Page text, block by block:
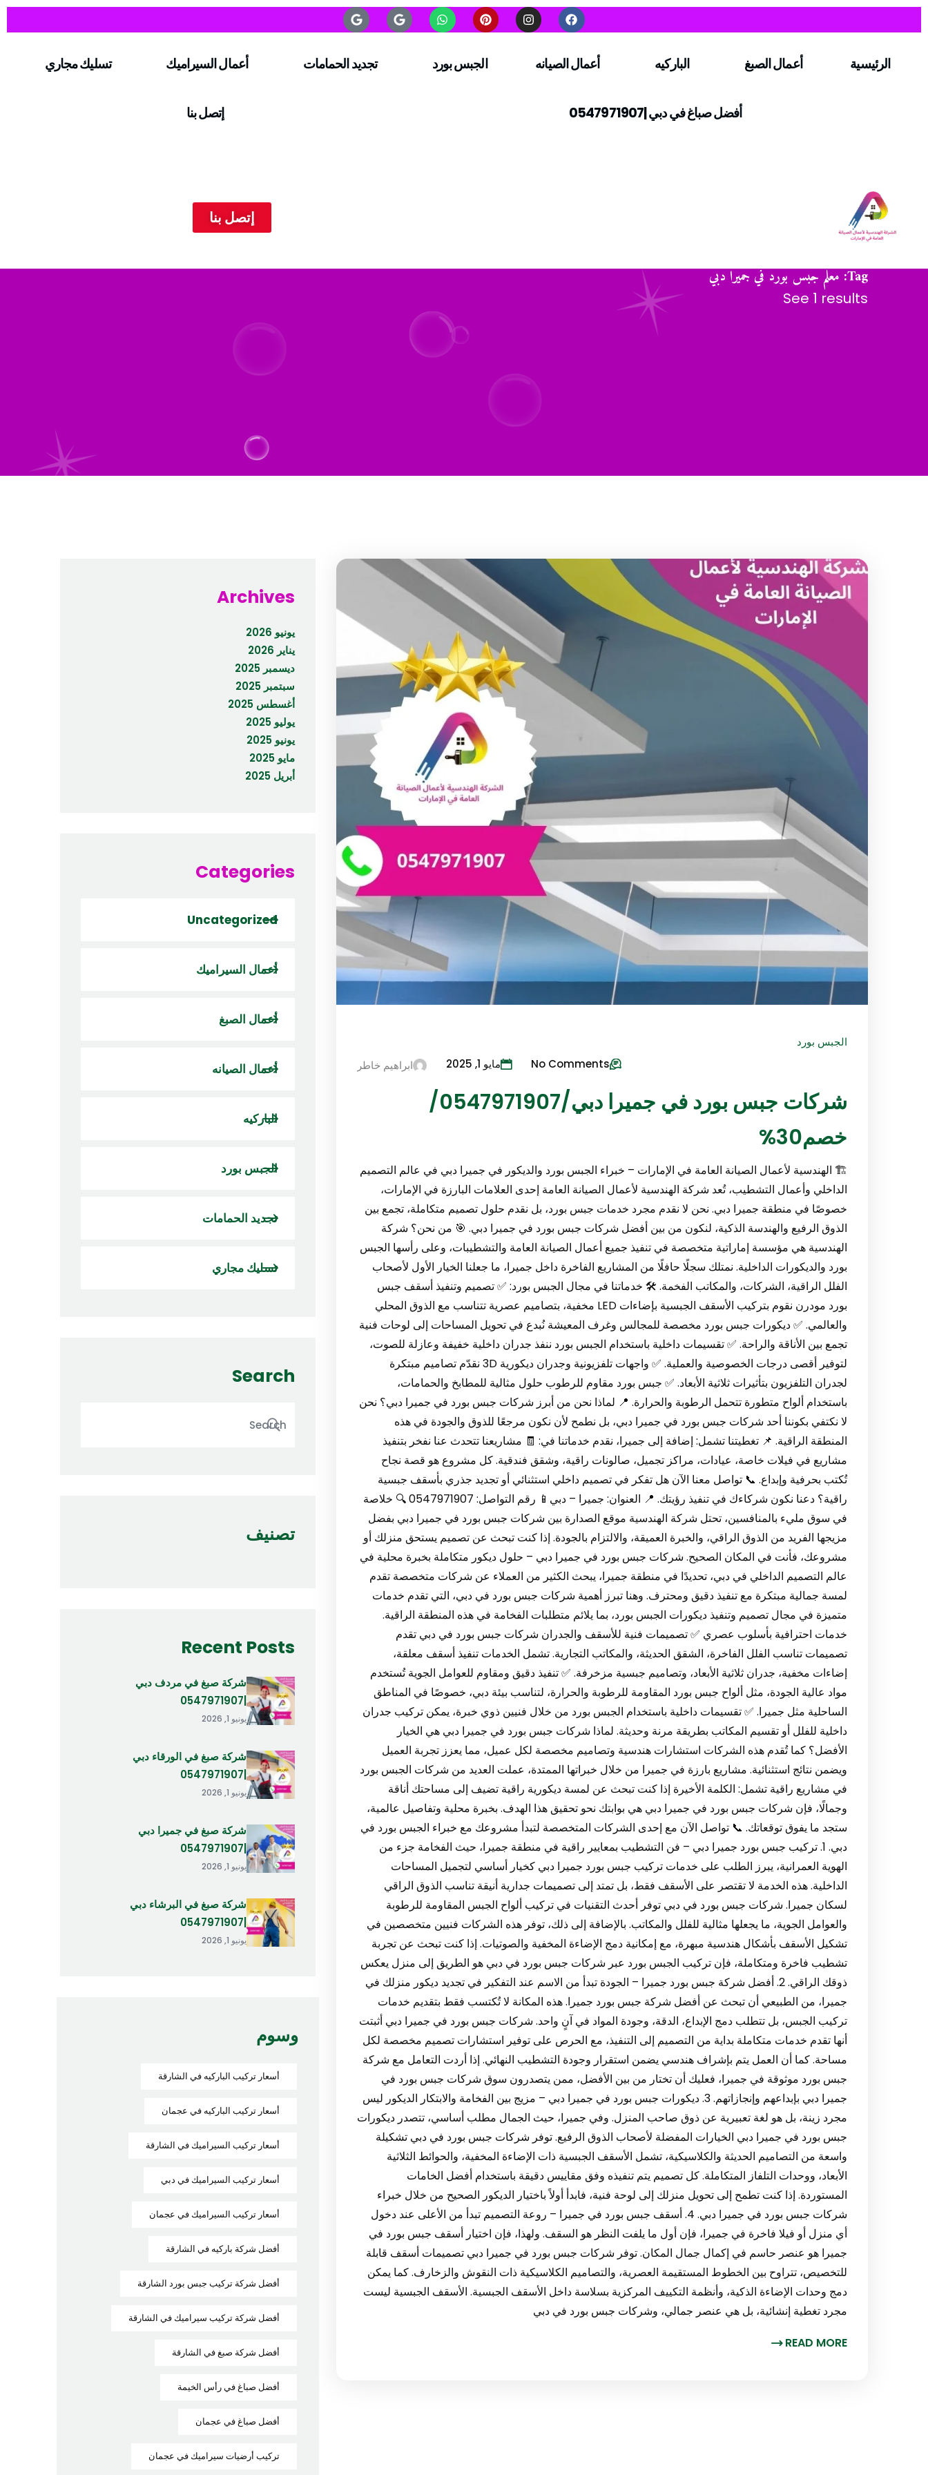
الرئيسية أعمال الصبغ الباركيه أعمال الصيانه الجبس بورد تجديد الحمامات أعمال السيراميك تسليك مجاري
أفضل صباغ في دبي |0547971907 إتصل بنا
إتصل بنا
Tag: معلم جبس بورد في جميرا دبي
See 1 results
الجبس بورد
ابراهيم خاطر
مايو 1, 2025 No Comments
شركات جبس بورد في جميرا دبي/0547971907/
خصم30%
🏗️ الهندسية لأعمال الصيانة العامة في الإمارات – خبراء الجبس بورد والديكور في جميرا دبي في عالم التصميم
الداخلي وأعمال التشطيب، تُعد شركة الهندسية لأعمال الصيانة العامة إحدى العلامات البارزة في الإمارات،
خصوصًا في منطقة جميرا دبي. نحن لا نقدم مجرد خدمات جبس بورد، بل نقدم حلول تصميم متكاملة، تجمع بين
الذوق الرفيع والهندسة الذكية، لنكون من بين أفضل شركات جبس بورد في جميرا دبي. 🎯 من نحن؟ شركة
الهندسية هي مؤسسة إماراتية متخصصة في تنفيذ جميع أعمال الصيانة العامة والتشطيبات، وعلى رأسها الجبس
بورد والديكورات الداخلية. نمتلك سجلًا حافلًا من المشاريع الفاخرة داخل جميرا، ما جعلنا الخيار الأول لأصحاب
الفلل الراقية، الشركات، والمكاتب الفخمة. 🛠️ خدماتنا في مجال الجبس بورد: ✅ تصميم وتنفيذ أسقف جبس
بورد مودرن نقوم بتركيب الأسقف الجبسية بإضاءات LED مخفية، بتصاميم عصرية تتناسب مع الذوق المحلي
والعالمي. ✅ ديكورات جبس بورد مخصصة للمجالس وغرف المعيشة نُبدع في تحويل المساحات إلى لوحات فنية
تجمع بين الأناقة والراحة. ✅ تقسيمات داخلية باستخدام الجبس بورد ننفذ جدران داخلية خفيفة وعازلة للصوت،
لتوفير أقصى درجات الخصوصية والعملية. ✅ واجهات تلفزيونية وجدران ديكورية 3D نقدّم تصاميم مبتكرة
لجدران التلفزيون بتأثيرات ثلاثية الأبعاد. ✅ جبس بورد مقاوم للرطوب حلول مثالية للمطابخ والحمامات،
باستخدام ألواح متطورة تتحمل الرطوبة والحرارة. 📍 لماذا نحن من أبرز شركات جبس بورد في جميرا دبي؟ نحن
لا نكتفي بكوننا أحد شركات جبس بورد في جميرا دبي، بل نطمح لأن نكون مرجعًا للذوق والجودة في هذه
المنطقة الراقية. 📌 تغطيتنا تشمل: إضافة إلى جميرا، نقدم خدماتنا في: 🧾 مشاريعنا تتحدث عنا نفخر بتنفيذ
مشاريع في فيلات خاصة، عيادات، مراكز تجميل، صالونات راقية، وشقق فندقية. كل مشروع هو قصة نجاح
تُكتب بحرفية وإبداع. 📞 تواصل معنا الآن هل تفكر في تصميم داخلي استثنائي أو تجديد جذري بأسقف جبسية
راقية؟ دعنا نكون شركاءك في تنفيذ رؤيتك. 📍 العنوان: جميرا – دبي📱 رقم التواصل: 0547971907 🔍 خلاصة
في سوق مليء بالمنافسين، تحتل شركة الهندسية موقع الصدارة بين شركات جبس بورد في جميرا دبي بفضل
مزيجها الفريد من الذوق الراقي، والخبرة العميقة، والالتزام بالجودة. إذا كنت تبحث عن تصميم يستحق منزلك أو
مشروعك، فأنت في المكان الصحيح. شركات جبس بورد في جميرا دبي – حلول ديكور متكاملة بخبرة محلية في
عالم التصميم الداخلي في دبي، تحديدًا في منطقة جميرا، يبحث الكثير من العملاء عن شركات متخصصة تقدم
لمسة جمالية مبتكرة مع تنفيذ دقيق ومحترف. وهنا تبرز أهمية شركات جبس بورد في دبي، التي تقدم خدمات
متميزة في مجال تصميم وتنفيذ ديكورات الجبس بورد، بما يلائم متطلبات الفخامة في هذه المنطقة الراقية.
خدمات احترافية بأسلوب عصري ✅ تصميمات فنية للأسقف والجدران شركات جبس بورد في دبي تقدم
تصميمات تناسب الفلل الفاخرة، الشقق الحديثة، والمكاتب التجارية. تشمل الخدمات تنفيذ أسقف معلقة،
إضاءات مخفية، جدران ثلاثية الأبعاد، وتصاميم جبسية مزخرفة. ✅ تنفيذ دقيق ومقاوم للعوامل الجوية تُستخدم
مواد عالية الجودة، مثل ألواح جبس بورد المقاومة للرطوبة والحرارة، لتناسب بيئة دبي، خصوصًا في المناطق
الساحلية مثل جميرا. ✅ تقسيمات داخلية باستخدام الجبس بورد من خلال فنيين ذوي خبرة، يمكن تركيب جدران
داخلية للفلل أو تقسيم المكاتب بطريقة مرنة وحديثة. لماذا شركات جبس بورد في جميرا دبي هي الخيار
الأفضل؟ كما تُقدم هذه الشركات استشارات هندسية وتصاميم مخصصة لكل عميل، مما يعزز تجربة العميل
ويضمن نتائج استثنائية. مشاريع بارزة في جميرا من خلال خبراتها الممتدة، عملت العديد من شركات الجبس بورد
في مشاريع راقية تشمل: الكلمة الأخيرة إذا كنت تبحث عن لمسة ديكورية راقية تضيف إلى مساحتك أناقة
وجمالًا، فإن شركات جبس بورد في جميرا دبي هي بوابتك نحو تحقيق هذا الهدف. بخبرة محلية وتفاصيل عالمية،
ستجد ما يفوق توقعاتك. 📞 تواصل الآن مع إحدى الشركات المتخصصة لتبدأ مشروعك مع خبراء الجبس بورد في
دبي. 1. تركيب جبس بورد جميرا دبي – فن التشطيب بمعايير راقية في منطقة جميرا، حيث الفخامة جزء من
الهوية العمرانية، يبرز الطلب على خدمات تركيب جبس بورد جميرا دبي كخيار أساسي لتجميل المساحات
الداخلية. هذه الخدمة لا تقتصر على الأسقف فقط، بل تمتد إلى تصميمات جدارية أنيقة تناسب الذوق الراقي
لسكان جميرا. شركات جبس بورد في دبي توفر أحدث التقنيات في تركيب ألواح الجبس المقاومة للرطوبة
والعوامل الجوية، ما يجعلها مثالية للفلل والمكاتب. بالإضافة إلى ذلك، توفر هذه الشركات فنيين متخصصين في
تشكيل الأسقف بأشكال هندسية مبهرة، مع إمكانية دمج الإضاءة المخفية والصوتيات. إذا كنت تبحث عن تجربة
تشطيب فاخرة ومتكاملة، فإن تركيب الجبس بورد عبر شركات جبس بورد في دبي هو الطريق إلى منزل يعكس
ذوقك الراقي. 2. أفضل شركة جبس بورد جميرا – الجودة تبدأ من الاسم عند التفكير في تجديد ديكور منزلك في
جميرا، من الطبيعي أن تبحث عن أفضل شركة جبس بورد جميرا. هذه المكانة لا تُكتسب فقط بتقديم خدمات
تركيب الجبس، بل تتطلب دمج الإبداع، الدقة، وجودة المواد في آنٍ واحد. شركات جبس بورد في جميرا دبي أثبتت
أنها تقدم خدمات متكاملة بداية من التصميم إلى التنفيذ، مع الحرص على توفير استشارات تصميم مخصصة لكل
مساحة. كما أن العمل يتم بإشراف هندسي يضمن استقرار وجودة التشطيب النهائي. إذا أردت التعامل مع شركة
جبس بورد موثوقة في جميرا، فعليك أن تختار من بين الأفضل، ممن يتصدرون سوق شركات جبس بورد في
جميرا دبي بإبداعهم وإنجازاتهم. 3. ديكورات جبس بورد في جميرا دبي – مزيج بين الفخامة والابتكار الديكور ليس
مجرد زينة، بل هو لغة تعبيرية عن ذوق صاحب المنزل. وفي جميرا، حيث الجمال مطلب أساسي، تتصدر ديكورات
جبس بورد في جميرا دبي الخيارات المفضلة لأصحاب الذوق الرفيع. توفر شركات جبس بورد في دبي تشكيلة
واسعة من التصاميم الحديثة والكلاسيكية، تشمل الأسقف الجبسية ذات الإضاءة المخفية، والحوائط الثلاثية
الأبعاد، ووحدات التلفاز المتكاملة. كل تصميم يتم تنفيذه وفق مقاييس دقيقة باستخدام أفضل الخامات
المستوردة. إذا كنت تطمح إلى تحويل منزلك إلى لوحة فنية، فابدأ أولاً باختيار الديكور الصحيح من خلال خبراء
شركات جبس بورد في جميرا دبي. 4. أسقف جبس بورد في جميرا – روعة التصميم تبدأ من الأعلى عند دخول
أي منزل أو فيلا فاخرة في جميرا، فإن أول ما يلفت النظر هو السقف. ولهذا، فإن اختيار أسقف جبس بورد في
جميرا هو عنصر حاسم في إكمال جمال المكان. توفر شركات جبس بورد في جميرا دبي تصميمات أسقف قابلة
للتخصيص، تتراوح بين الخطوط المستقيمة العصرية، والتصاميم الكلاسيكية ذات النقوش والزخارف. كما يمكن
دمج وحدات الإضاءة الذكية، وأنظمة التكييف المركزية بسلاسة داخل الأسقف الجبسية. الأسقف الجبسية ليست
مجرد تغطية إنشائية، بل هي عنصر جمالي، وشركات جبس بورد في دبي
READ MORE
Archives
يونيو 2026
يناير 2026
ديسمبر 2025
سبتمبر 2025
أغسطس 2025
يوليو 2025
يونيو 2025
مايو 2025
أبريل 2025
Categories
Uncategorized
أعمال السيراميك
أعمال الصبغ
أعمال الصيانه
الباركيه
الجبس بورد
تجديد الحمامات
تسليك مجاري
Search
تصنيف
Recent Posts
شركة صبغ في مردف دبي
يونيو 1, 2026
شركة صبغ في الورقاء دبي
يونيو 1, 2026
شركة صبغ في جميرا دبي
يونيو 1, 2026
شركة صبغ في البرشاء دبي
يونيو 1, 2026
وسوم
أسعار تركيب الباركيه في الشارقة
أسعار تركيب الباركيه في عجمان
أسعار تركيب السيراميك في الشارقة
أسعار تركيب السيراميك في دبي
أسعار تركيب السيراميك في عجمان
أفضل شركة باركيه في الشارقة
أفضل شركة تركيب جبس بورد الشارقة
أفضل شركة تركيب سيراميك في الشارقة
أفضل شركة صبغ في الشارقة
أفضل صباغ في رأس الخيمة
أفضل صباغ في عجمان
تركيب أرضيات سيراميك في عجمان